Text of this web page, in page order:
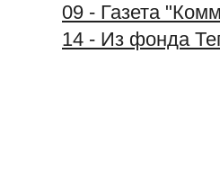
09 - Газета
14 - Из фонда